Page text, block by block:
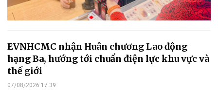
EVNHCMC nhận Huân chương Lao động
hạng Ba, hướng tới chuẩn điện lực khu vực và
thế giới
07/08/2026 17:39